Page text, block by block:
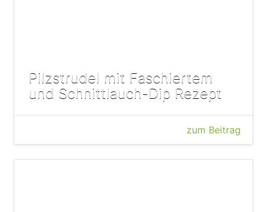
Pilzstrudel mit Faschiertem
und Schnittlauch-Dip Rezept
zum Beitrag